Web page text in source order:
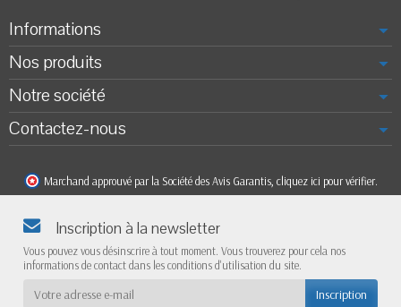
Informations
Nos produits
Notre société
Contactez-nous
Marchand approuvé par la Société des Avis Garantis, cliquez ici pour vérifier.
Inscription à la newsletter
Vous pouvez vous désinscrire à tout moment. Vous trouverez pour cela nos
informations de contact dans les conditions d'utilisation du site.
Inscription